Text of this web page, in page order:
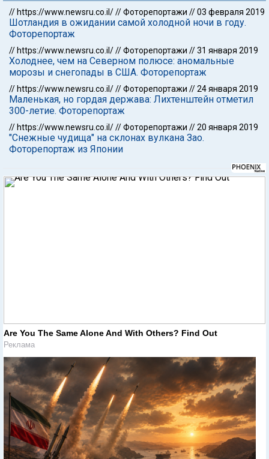
//https://www.newsru.co.il///Фоторепортажи //03 февраля 2019
Шотландия в ожидании самой холодной ночи в году.
Фоторепортаж
//https://www.newsru.co.il///Фоторепортажи //31 января 2019
Холоднее, чем на Северном полюсе: аномальные
морозы и снегопады в США. Фоторепортаж
//https://www.newsru.co.il///Фоторепортажи //24 января 2019
Маленькая, но гордая держава: Лихтенштейн отметил
300-летие. Фоторепортаж
//https://www.newsru.co.il///Фоторепортажи //20 января 2019
"Снежные чудища" на склонах вулкана Зао.
Фоторепортаж из Японии
Are You The Same Alone And With Others? Find Out
Реклама